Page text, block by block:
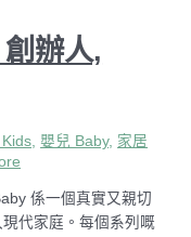
辦人,
Kids, 嬰兒 Baby, 家居
係一個真實又親切
代家庭。每個系列嘅